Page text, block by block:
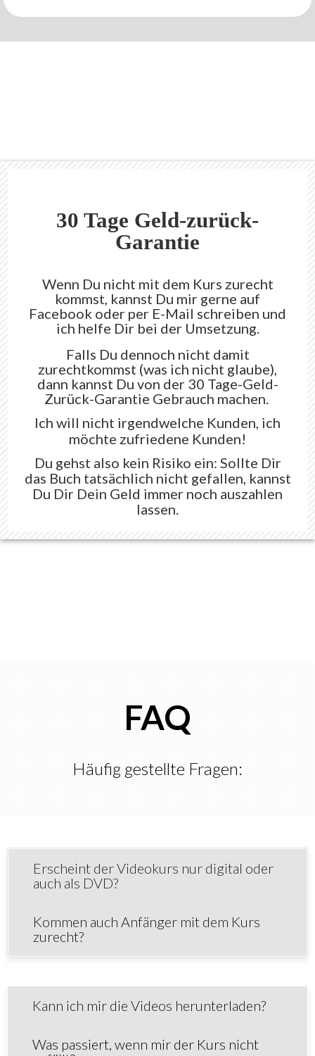
30 Tage Geld-zurück-
Garantie
Wenn Du nicht mit dem Kurs zurecht
kommst, kannst Du mir gerne auf
Facebook oder per E-Mail schreiben und
ich helfe Dir bei der Umsetzung.
Falls Du dennoch nicht damit
zurechtkommst (was ich nicht glaube),
dann kannst Du von der 30 Tage-Geld-
Zurück-Garantie Gebrauch machen.
Ich will nicht irgendwelche Kunden, ich
möchte zufriedene Kunden!
Du gehst also kein Risiko ein: Sollte Dir
das Buch tatsächlich nicht gefallen, kannst
Du Dir Dein Geld immer noch auszahlen
lassen.
FAQ
Häufig gestellte Fragen:
Erscheint der Videokurs nur digital oder
auch als DVD?
Kommen auch Anfänger mit dem Kurs
zurecht?
Kann ich mir die Videos herunterladen?
Was passiert, wenn mir der Kurs nicht